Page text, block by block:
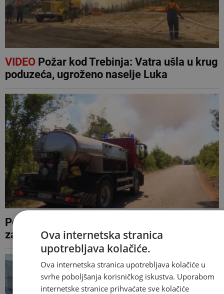
VIDEOPožar kod Trebinja: Vatra ušla u krug
poduzeća, ugroženo naselje Luka
Požar kod Konjica izmaknuo kontroli,
zatraženi Air Tractor i helikopter OS BiH
Ova internetska stranica
upotrebljava kolačiće.
Ova internetska stranica upotrebljava kolačiće u
svrhe poboljšanja korisničkog iskustva. Uporabom
internetske stranice prihvaćate sve kolačiće